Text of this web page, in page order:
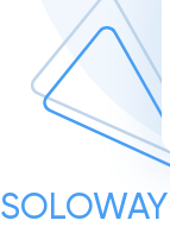
SOLOWAY